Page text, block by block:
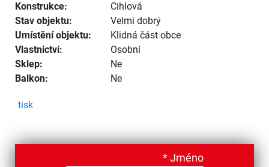
Konstrukce:
Cihlová
Stav objektu:
Velmi dobrý
Umístění objektu:
Klidná část obce
Vlastnictví:
Osobní
Sklep:
Ne
Balkon:
Ne
tisk
*Jméno